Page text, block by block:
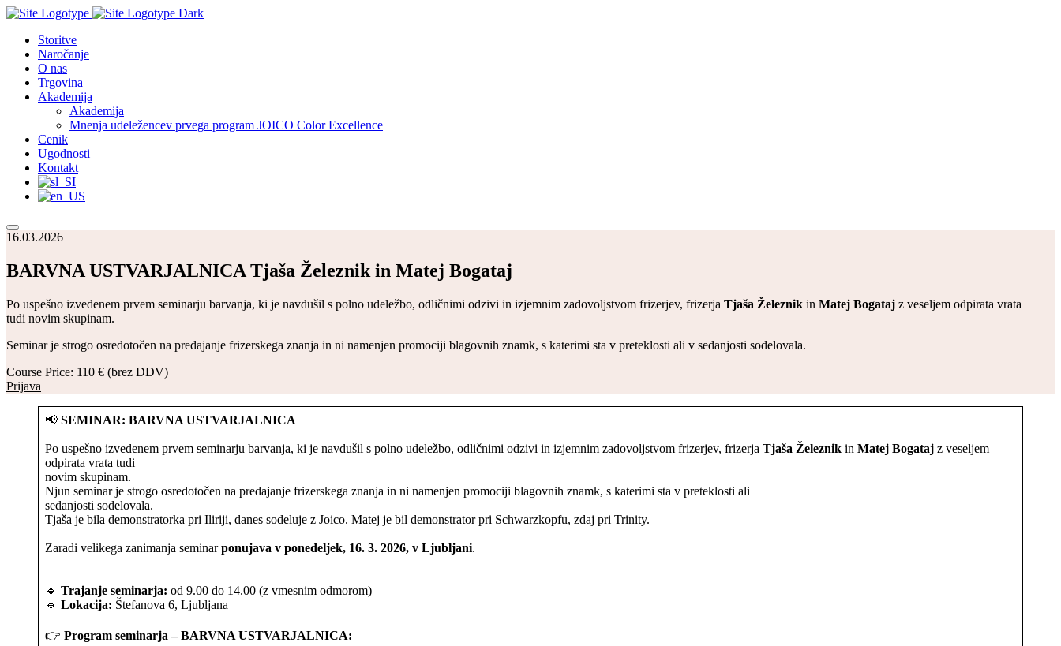
Storitve
Naročanje
O nas
Trgovina
Akademija
Akademija
Mnenja udeležencev prvega program JOICO Color Excellence
Cenik
Ugodnosti
Kontakt
16.03.2026
BARVNA USTVARJALNICA Tjaša Železnik in Matej Bogataj
Po uspešno izvedenem prvem seminarju barvanja, ki je navdušil s polno udeležbo, odličnimi odzivi in izjemnim zadovoljstvom frizerjev, frizerja Tjaša Železnik in Matej Bogataj z veseljem odpirata vrata
tudi novim skupinam.
Seminar je strogo osredotočen na predajanje frizerskega znanja in ni namenjen promociji blagovnih znamk, s katerimi sta v preteklosti ali v sedanjosti sodelovala.
Course Price: 110 € (brez DDV)
Prijava
📢 SEMINAR: BARVNA USTVARJALNICA
Po uspešno izvedenem prvem seminarju barvanja, ki je navdušil s polno udeležbo, odličnimi odzivi in izjemnim zadovoljstvom frizerjev, frizerja Tjaša Železnik in Matej Bogataj z veseljem
odpirata vrata tudi
novim skupinam.
Njun seminar je strogo osredotočen na predajanje frizerskega znanja in ni namenjen promociji blagovnih znamk, s katerimi sta v preteklosti ali
sedanjosti sodelovala.
Tjaša je bila demonstratorka pri Iliriji, danes sodeluje z Joico. Matej je bil demonstrator pri Schwarzkopfu, zdaj pri Trinity.
Zaradi velikega zanimanja seminarponujava v ponedeljek, 16. 3. 2026, v Ljubljani.
🔹 Trajanje seminarja: od 9.00 do 14.00 (z vmesnim odmorom)
🔹 Lokacija: Štefanova 6, Ljubljana
👉 Program seminarja – BARVNA USTVARJALNICA: